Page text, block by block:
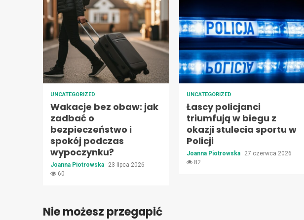
UNCATEGORIZED
Wakacje bez obaw: jak
zadbać o
bezpieczeństwo i
spokój podczas
wypoczynku?
Joanna Piotrowska
23 lipca 2026
60
UNCATEGORIZED
Łascy policjanci
triumfują w biegu z
okazji stulecia sportu w
Policji
Joanna Piotrowska
27 czerwca 2026
82
Nie możesz przegapić